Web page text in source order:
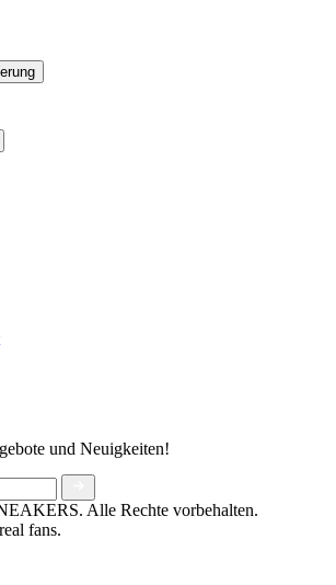
und Neuigkeiten!
Alle Rechte vorbehalten.
fans.